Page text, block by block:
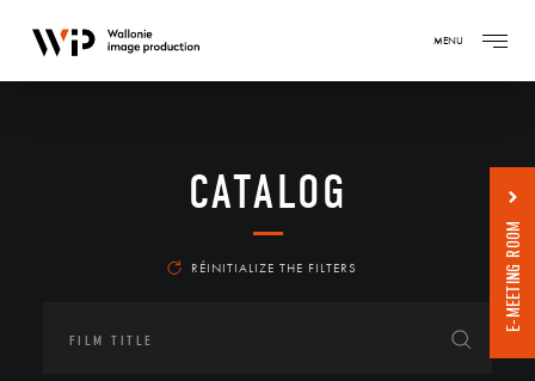
MENU
CATALOG
RÉINITIALIZE THE FILTERS E-MEETING ROOM